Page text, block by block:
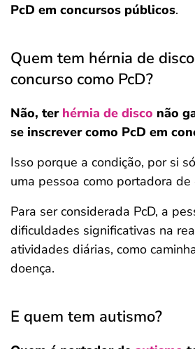
PcD em concursos públicos.
Quem tem hérnia de
concurso como PcD?
Não, ter hérnia de disco não
se inscrever como PcD em
Isso porque a condição, por si
uma pessoa como portadora de
Para ser considerada PcD, a
dificuldades significativas na
atividades diárias, como
doença.
E quem tem autismo?